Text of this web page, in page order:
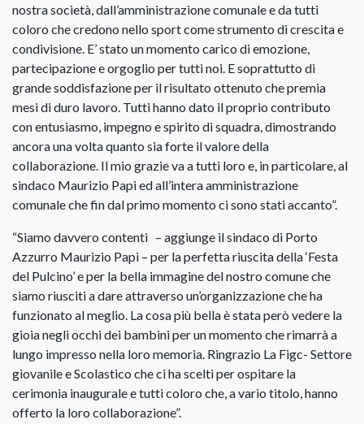
nostra società, dall’amministrazione comunale e da tutti
coloro che credono nello sport come strumento di crescita e
condivisione. E’ stato un momento carico di emozione,
partecipazione e orgoglio per tutti noi. E soprattutto di
grande soddisfazione per il risultato ottenuto che premia
mesi di duro lavoro. Tutti hanno dato il proprio contributo
con entusiasmo, impegno e spirito di squadra, dimostrando
ancora una volta quanto sia forte il valore della
collaborazione. Il mio grazie va a tutti loro e, in particolare, al
sindaco Maurizio Papi ed all’intera amministrazione
comunale che fin dal primo momento ci sono stati accanto”.
“Siamo davvero contenti – aggiunge il sindaco di Porto
Azzurro Maurizio Papi – per la perfetta riuscita della ‘Festa
del Pulcino’ e per la bella immagine del nostro comune che
siamo riusciti a dare attraverso un’organizzazione che ha
funzionato al meglio. La cosa più bella è stata però vedere la
gioia negli occhi dei bambini per un momento che rimarrà a
lungo impresso nella loro memoria. Ringrazio La Figc- Settore
giovanile e Scolastico che ci ha scelti per ospitare la
cerimonia inaugurale e tutti coloro che, a vario titolo, hanno
offerto la loro collaborazione”.